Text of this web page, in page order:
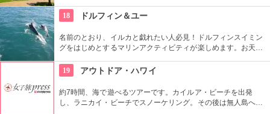
再現したという、バーチャル体験型の水槽も人気です。
18 ドルフィン＆ユー
名前のとおり、イルカと戯れたい人必見！ドルフィンスイミン
グをはじめとするマリンアクティビティが楽しめます。お天気
いそう。バーベキューやフラ、ウクレレ演奏など、嬉しいおも
てなしも。
19 アウトドア・ハワイ
約7時間、海で遊べるツアーです。カイルア・ビーチを出発
し、ラニカイ・ビーチでスノーケリング。その後は無人島へゴ